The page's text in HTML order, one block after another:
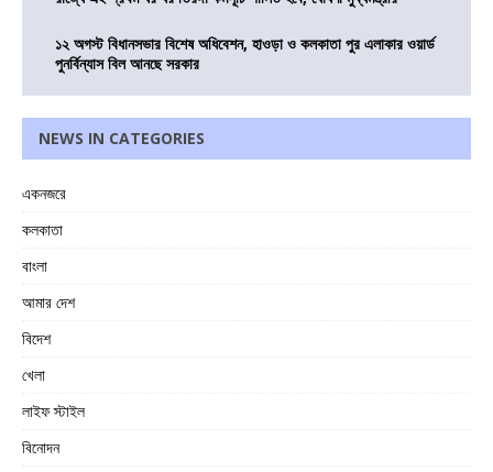
১২ অগস্ট বিধানসভার বিশেষ অধিবেশন, হাওড়া ও কলকাতা পুর এলাকার ওয়ার্ড
পুনর্বিন্যাস বিল আনছে সরকার
NEWS IN CATEGORIES
একনজরে
কলকাতা
বাংলা
আমার দেশ
বিদেশ
খেলা
লাইফ স্টাইল
বিনোদন